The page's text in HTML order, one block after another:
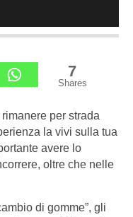
7
Shares
per strada
la vivi sulla tua
avere lo
oltre che nelle
di gomme”, gli